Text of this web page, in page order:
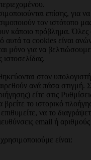
επίσης, για
τον ιστότοπο
κάποιο πρόβλημα. Όλες
αυτά τα cookies είναι
μόνο για να
ιστοσελίδας.
στον
ανά πάσα στιγμή.
είτε στις
βρείτε το ιστορικό
να το
email ή
είναι: